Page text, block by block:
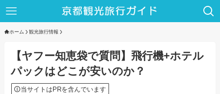
ホーム 観光旅行情報
【ヤフー知恵袋で質問】飛行機+ホテル
パックはどこが安いのか？
当サイトはPRを含んでいます